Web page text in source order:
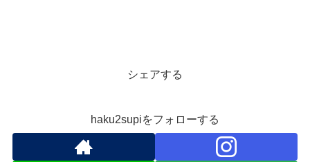
シェアする
haku2supiをフォローする